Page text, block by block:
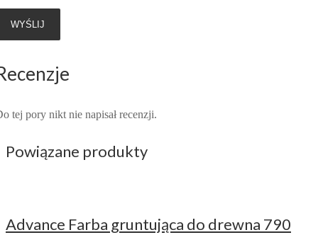
tej pory nikt nie napisał recenzji.
Powiązane produkty
Advance Farba gruntująca do drewna 790